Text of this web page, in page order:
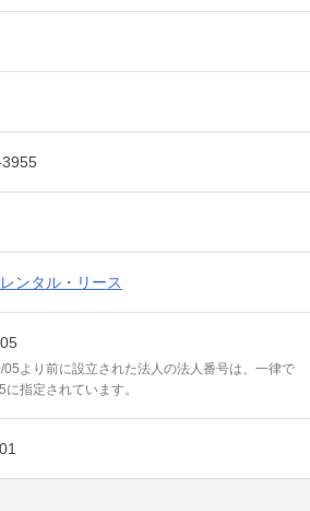
ンタル・リース
より前に設立された法人の法人番号は、一律で
指定されています。